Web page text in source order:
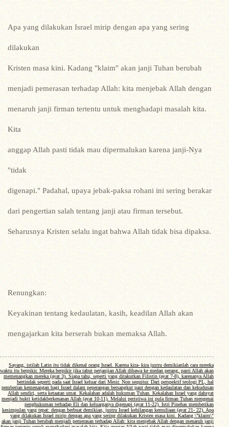
Apa yang dilakukan Israel mirip dengan apa yang sering
dilakukan
Kristen masa kini. Kadang "klaim" akan janji Tuhan berubah
menjadi pemerasan terhadap Allah: kita menjebak Allah dengan
menaruh janji firman tertentu untuk menghadapi masalah kita.
Kita
anggap Allah pasti tidak mau dipermalukan karena janji-Nya
"tidak
digenapi." Padahal, upaya jebak-paksa rohani ini sering berakar
dari pengertian salah tentang janji atau firman tersebut.
Seharusnya Kristen selalu ingat bahwa Allah tidak bisa dipaksa.
Renungkan:
Keyakinan tentang kedaulatan, kasih, keadilan Allah akan
mengajarkan kita berserah bukan memaksa Allah.
Sayang, istilah Latin itu tidak dikenal orang Israel. Karena kira- kira justru demikianlah cara mereka
waktu itu berpikir. Mereka berpikir jika tabut perjanjian Allah dibawa ke medan perang, pasti Allah akan
memenangkan mereka (ayat 3). Siapa tahu, seperti yang ditakutkan Filistin (ayat 7-8), karenanya Allah
bertindak seperti pada saat Israel keluar dari Mesir. Non sequitur. Dari perspektif teologi PL, hal
pemberian kemenangan bagi Israel dalam peperangan bersangkut paut dengan kedaulatan dan kekudusan
Allah sendiri, serta ketaatan umat. Kekalahan adalah hukuman Tuhan. Kekalahan Israel yang dahsyat
menjadi bukti ketidakberkenanan Allah (ayat 10-11). Melalui peristiwa ini pula firman Tuhan mengenai
penghukuman terhadap Eli dan keluarganya digenapi (ayat 11-22). Istri Pinehas memberikan
kesimpulan yang tepat: dengan berbuat demikian, justru Israel kehilangan kemuliaan (ayat 21- 22). Apa
yang dilakukan Israel mirip dengan apa yang sering dilakukan Kristen masa kini. Kadang \"klaim\"
akan janji Tuhan berubah menjadi pemerasan terhadap Allah: kita menjebak Allah dengan menaruh janji